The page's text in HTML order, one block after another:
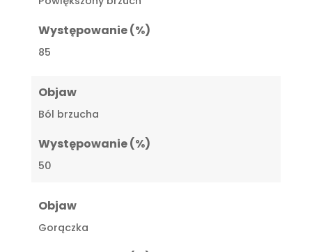
Występowanie (%)
85
Objaw
Ból brzucha
Występowanie (%)
50
Objaw
Gorączka